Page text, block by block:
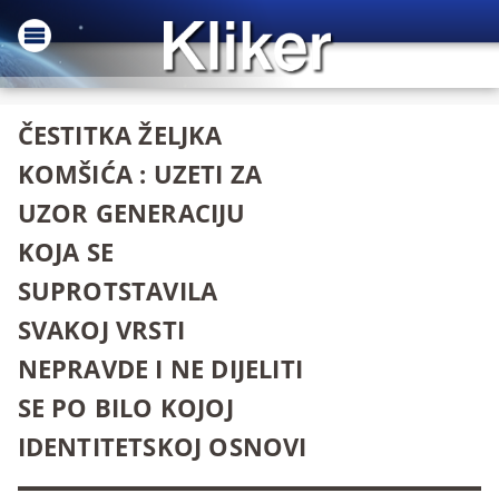
ČESTITKA ŽELJKA
KOMŠIĆA : UZETI ZA
UZOR GENERACIJU
KOJA SE
SUPROTSTAVILA
SVAKOJ VRSTI
NEPRAVDE I NE DIJELITI
SE PO BILO KOJOJ
IDENTITETSKOJ OSNOVI